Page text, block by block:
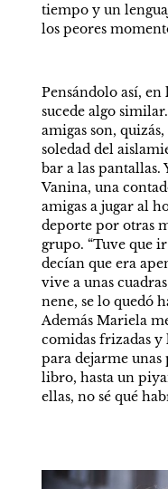
tiempo y un
los peores
Pensándolo así, en
sucede algo
amigas son,
soledad del
bar a las pantallas.
Vanina, una
amigas a jugar al
deporte por otras
grupo. “Tuve que
decían que era
vive a unas
nene, se lo quedó
Además Mariela
comidas frizadas y
para dejarme
libro, hasta un
ellas, no sé qué